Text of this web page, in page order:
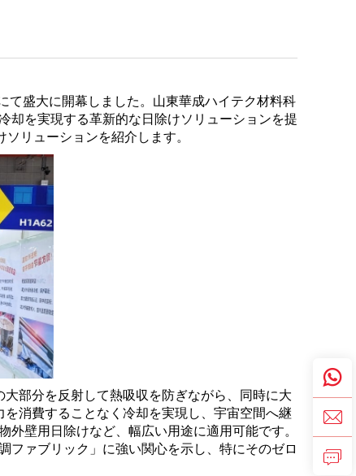
て盛大に開幕しました。山東華成ハイテク材料科
却を実現する革新的な日除けソリューションを提
リューションを紹介します。
部分を反射して熱吸収を防ぎながら、同時に大
消費することなく冷却を実現し、宇宙空間へ継
壁用日除けなど、幅広い用途に適用可能です。
ファブリック」に強い関心を示し、特にそのゼロ